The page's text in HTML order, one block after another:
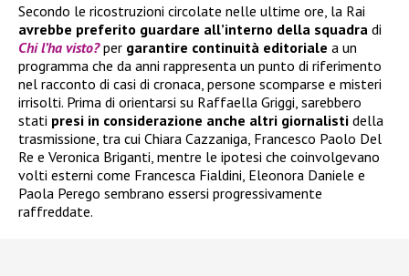
Secondo le ricostruzioni circolate nelle ultime ore, la Rai
avrebbe preferito guardare all’interno della squadra di
Chi l’ha visto? per garantire continuità editoriale a un
programma che da anni rappresenta un punto di riferimento
nel racconto di casi di cronaca, persone scomparse e misteri
irrisolti. Prima di orientarsi su Raffaella Griggi, sarebbero
stati presi in considerazione anche altri giornalisti della
trasmissione, tra cui Chiara Cazzaniga, Francesco Paolo Del
Re e Veronica Briganti, mentre le ipotesi che coinvolgevano
volti esterni come Francesca Fialdini, Eleonora Daniele e
Paola Perego sembrano essersi progressivamente
raffreddate.